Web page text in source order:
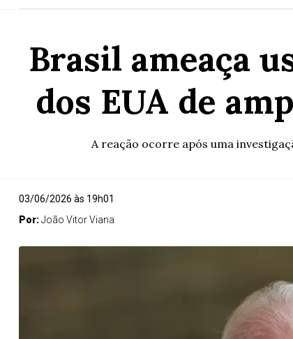
Brasil ameaça
dos EUA de
A reação ocorre após uma
03/06/2026 às 19h01
Por:João Vitor Viana